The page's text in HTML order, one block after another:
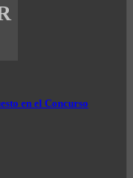
en el Concurso